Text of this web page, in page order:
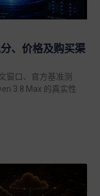
、价格及购买渠
窗口、官方基准测
3.8 Max 的真实性